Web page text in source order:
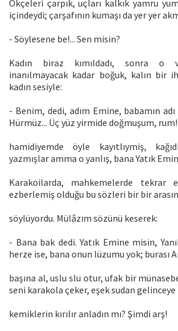
Ökçeleri çarpık, uçları kalkık yamru
içindeydi; çarşafının kumaşı da yer yer
- Söylesene be!... Sen misin?
Kadın biraz kımıldadı, sonra o
inanılmayacak kadar boğuk, kalın bir
kadın sesiyle:
- Benim, dedi, adım Emine, babamın
Hürmüz... Üç yüz yirmide doğmuşum,
hamidiyemde öyle kayıtlıymiş,
yazmışlar amma o yanlış, bana Yatık
Karakoilarda, mahkemelerde tekrar
ezberlemiş olduğu bu sözleri bir bir
söylüyordu. Mülâzım sözünü keserek:
- Bana bak dedi. Yatık Emine misin,
herze ise, bana onun lüzumu yok; burası
başına al, uslu slu otur, ufak bir
seni karakola çeker, eşek sudan
kemiklerin kırılır anladın mı? Şimdi arş!